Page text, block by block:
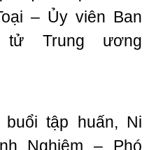
– Ủy viên Ban
Trung ương
tập huấn, Ni
Nghiêm – Phó